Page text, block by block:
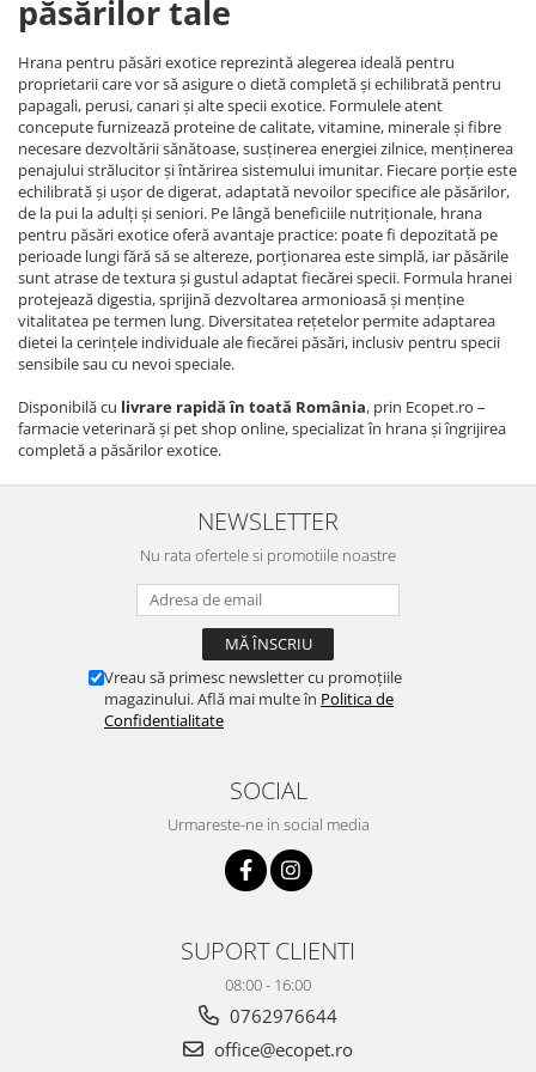
Suplimente și vitamine păsări și
găini
Antidiareice
Laxative
Gel antiinflamator
păsărilor tale
Hrana pentru păsări exotice reprezintă alegerea ideală pentru
proprietarii care vor să asigure o dietă completă și echilibrată pentru
papagali, perusi, canari și alte specii exotice. Formulele atent
concepute furnizează proteine de calitate, vitamine, minerale și fibre
necesare dezvoltării sănătoase, susținerea energiei zilnice, menținerea
penajului strălucitor și întărirea sistemului imunitar. Fiecare porție este
echilibrată și ușor de digerat, adaptată nevoilor specifice ale păsărilor,
de la pui la adulți și seniori. Pe lângă beneficiile nutriționale, hrana
pentru păsări exotice oferă avantaje practice: poate fi depozitată pe
perioade lungi fără să se altereze, porționarea este simplă, iar păsările
sunt atrase de textura și gustul adaptat fiecărei specii. Formula hranei
protejează digestia, sprijină dezvoltarea armonioasă și menține
vitalitatea pe termen lung. Diversitatea rețetelor permite adaptarea
dietei la cerințele individuale ale fiecărei păsări, inclusiv pentru specii
sensibile sau cu nevoi speciale.
Disponibilă cu livrare rapidă în toată România, prin Ecopet.ro –
farmacie veterinară și pet shop online, specializat în hrana și îngrijirea
completă a păsărilor exotice.
NEWSLETTER
Nu rata ofertele si promotiile noastre
Vreau să primesc newsletter cu promoțiile
magazinului. Află mai multe în Politica de
Confidentialitate
SOCIAL
Urmareste-ne in social media
SUPORT CLIENTI
08:00 - 16:00
0762976644
office@ecopet.ro